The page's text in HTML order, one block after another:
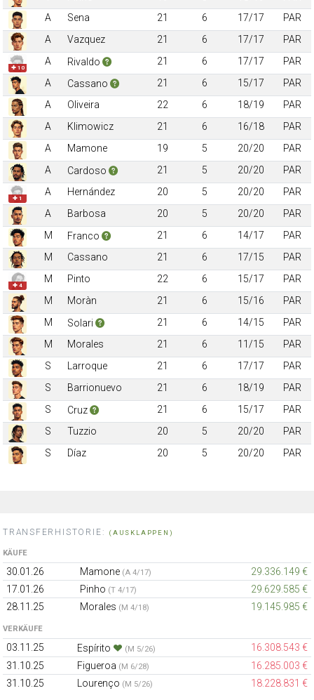
A
Sena 21 6 17/17
PAR
A
Vazquez 21 6 17/17 PAR
✚ 10
A Rivaldo 21 6 17/17
PAR
A
Cassano 21 6 15/17
PAR
A
Oliveira 22 6 18/19
PAR
A
Klimowicz 21 6 16/18
PAR
A
Mamone 19 5 20/20
PAR
A
Cardoso 21 5 20/20 PAR
✚ 1
A Hernández 20 5 20/20
PAR
A
Barbosa 20 5 20/20
PAR
M
Franco 21 6 14/17
PAR
M
Cassano 21 6 17/15 PAR
✚ 4
M Pinto 22 6 15/17
PAR
M
Moràn 21 6 15/16
PAR
M
Solari 21 6 14/15
PAR
M
Morales 21 6 11/15
PAR
S
Larroque 21 6 17/17
PAR
S
Barrionuevo 21 6 18/19
PAR
S
Cruz 21 6 15/17
PAR
S
Tuzzio 20 5 20/20
PAR
S
Díaz 20 5 20/20 PAR
TRANSFERHISTORIE: (AUSKLAPPEN)
KÄUFE
30.01.26 Mamone (A 4/17)
29.336.149 €
17.01.26
Pinho (T 4/17)
29.629.585 €
28.11.25
Morales (M 4/18) 19.145.985 €
VERKÄUFE
03.11.25 Espírito (M 5/26)
16.308.543 €
31.10.25
Figueroa (M 6/28)
16.285.003 €
31.10.25
Lourenço (M 5/26) 18.228.831 €